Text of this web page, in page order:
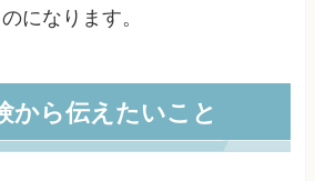
になります。
から伝えたいこと